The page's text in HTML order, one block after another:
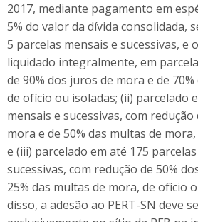
2017, mediante pagamento em
5% do valor da dívida consolidada,
5 parcelas mensais e sucessivas, e
liquidado integralmente, em
de 90% dos juros de mora e de
de ofício ou isoladas; (ii) parcelado
mensais e sucessivas, com
mora e de 50% das multas de
e (iii) parcelado em até 175
sucessivas, com redução de 50%
25% das multas de mora, de ofício
disso, a adesão ao PERT-SN deve